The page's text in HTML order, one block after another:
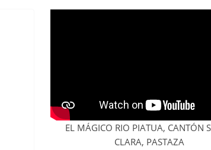
EL MÁGICO RIO PIATUA, CANTÓN
CLARA, PASTAZA